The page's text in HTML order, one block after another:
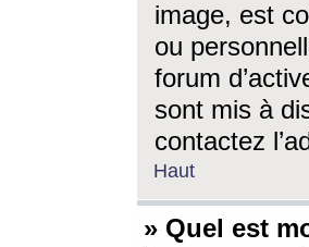
image, est
ou
forum
sont mis à
contactez
Haut
» Quel est